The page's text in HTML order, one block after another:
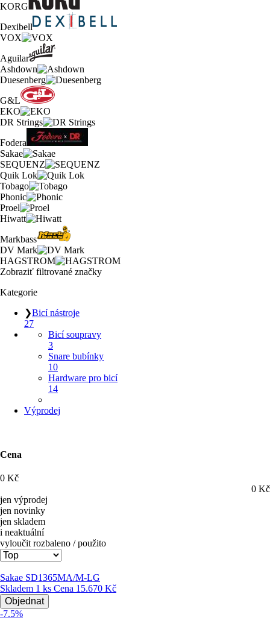
KORG
Dexibell
VOX
Aguilar
Ashdown
Duesenberg
G&L
EKO
DR Strings
Fodera
Sakae
SEQUENZ
Quik Lok
Tobago
Phonic
Proel
Hiwatt
Markbass
DV Mark
HAGSTROM
Zobraziť filtrované značky
Kategorie
❯Bicí nástroje
27
Bicí soupravy
3
Snare bubínky
10
Hardware pro bicí
14
Výprodej
Cena
0 Kč
0 Kč
jen výprodej
jen novinky
jen skladem
i neaktuální
vyloučit rozbaleno / použito
Sakae SD1365MA/M-LG
Skladem 1 ks Cena 15.670 Kč
Objednat
-7.5%